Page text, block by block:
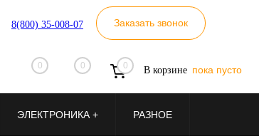
8(800) 35-008-07 Заказать звонок
0 0 0 В корзине пока пусто
ЭЛЕКТРОНИКА + РАЗНОЕ